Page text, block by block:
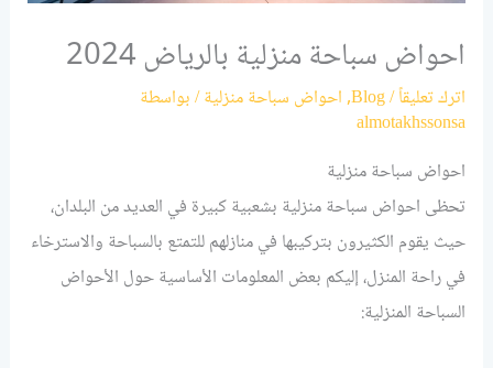
احواض سباحة منزلية بالرياض 2024
اترك تعليقاً/
Blog
,احواض سباحة منزلية/ بواسطة
almotakhssonsa
احواض سباحة منزلية
تحظى احواض سباحة منزلية بشعبية كبيرة في العديد من البلدان،
حيث يقوم الكثيرون بتركيبها في منازلهم للتمتع بالسباحة والاسترخاء
في راحة المنزل، إليكم بعض المعلومات الأساسية حول الأحواض
السباحة المنزلية: